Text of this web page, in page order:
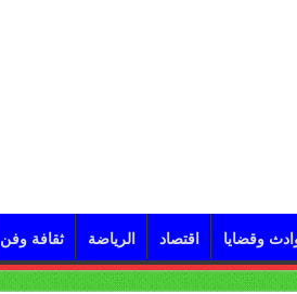
وقضايا اقتصاد الرياضة ثقافة وفن